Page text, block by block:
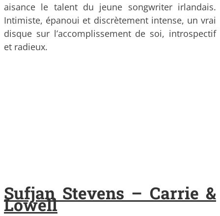
aisance le talent du jeune songwriter irlandais.
Intimiste, épanoui et discrètement intense, un vrai
disque sur l’accomplissement de soi, introspectif
et radieux.
Sufjan Stevens – Carrie &
Lowell